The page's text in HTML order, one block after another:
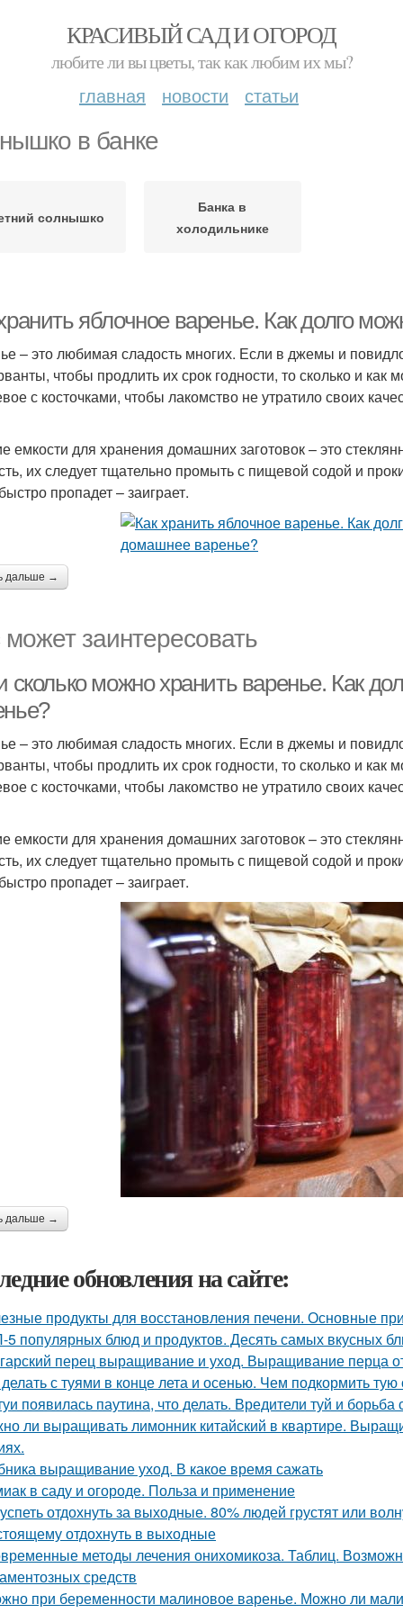
КРАСИВЫЙ САД И ОГОРОД
любите ли вы цветы, так как любим их мы?
главная новости статьи
в банке
солнышко
Банка в
холодильнике
яблочное варенье. Как долго
– это любимая сладость многих. Если в джемы и
чтобы продлить их срок годности, то сколько и
с косточками, чтобы лакомство не утратило своих
емкости для хранения домашних заготовок – это
их следует тщательно промыть с пищевой содой и
пропадет – заиграет.
дальше →
заинтересовать
сколько можно хранить варенье. Как
– это любимая сладость многих. Если в джемы и
чтобы продлить их срок годности, то сколько и
с косточками, чтобы лакомство не утратило своих
емкости для хранения домашних заготовок – это
их следует тщательно промыть с пищевой содой и
пропадет – заиграет.
дальше →
обновления на сайте:
продукты для восстановления печени. Основные
популярных блюд и продуктов. Десять самых вкусных
перец выращивание и уход. Выращивание перца
с туями в конце лета и осенью. Чем подкормить
появилась паутина, что делать. Вредители туй и борьба
ли выращивать лимонник китайский в квартире.
выращивание уход. В какое время сажать
в саду и огороде. Польза и применение
отдохнуть за выходные. 80% людей грустят или
отдохнуть в выходные
методы лечения онихомикоза. Таблиц.
средств
при беременности малиновое варенье. Можно ли